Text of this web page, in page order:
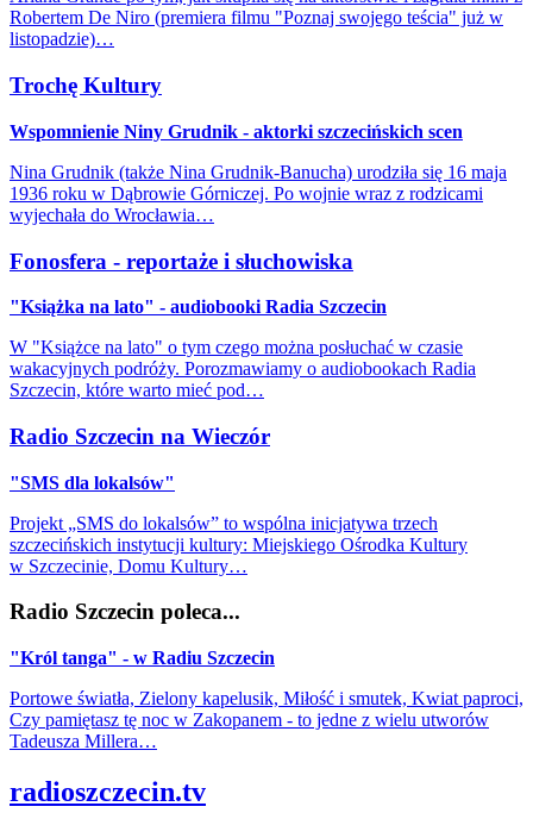
Robertem De Niro (premiera filmu "Poznaj swojego teścia" już w
listopadzie)…
Trochę Kultury
Wspomnienie Niny Grudnik - aktorki szczecińskich scen
Nina Grudnik (także Nina Grudnik-Banucha) urodziła się 16 maja
1936 roku w Dąbrowie Górniczej. Po wojnie wraz z rodzicami
wyjechała do Wrocławia…
Fonosfera - reportaże i słuchowiska
"Książka na lato" - audiobooki Radia Szczecin
W "Książce na lato" o tym czego można posłuchać w czasie
wakacyjnych podróży. Porozmawiamy o audiobookach Radia
Szczecin, które warto mieć pod…
Radio Szczecin na Wieczór
"SMS dla lokalsów"
Projekt „SMS do lokalsów” to wspólna inicjatywa trzech
szczecińskich instytucji kultury: Miejskiego Ośrodka Kultury
w Szczecinie, Domu Kultury…
Radio Szczecin poleca...
"Król tanga" - w Radiu Szczecin
Portowe światła, Zielony kapelusik, Miłość i smutek, Kwiat paproci,
Czy pamiętasz tę noc w Zakopanem - to jedne z wielu utworów
Tadeusza Millera…
radioszczecin.tv